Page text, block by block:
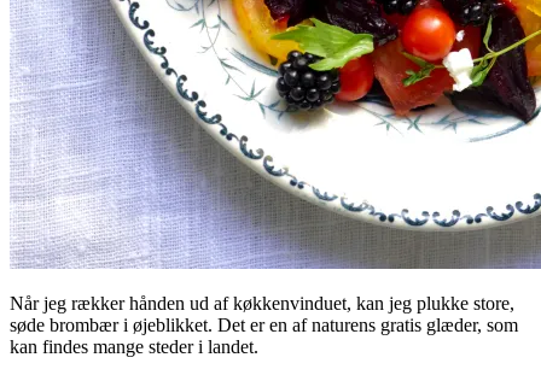
Når jeg rækker hånden ud af køkkenvinduet, kan jeg plukke store,
søde brombær i øjeblikket. Det er en af naturens gratis glæder, som
kan findes mange steder i landet.